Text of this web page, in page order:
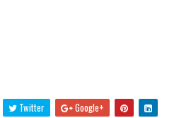
Twitter Google+